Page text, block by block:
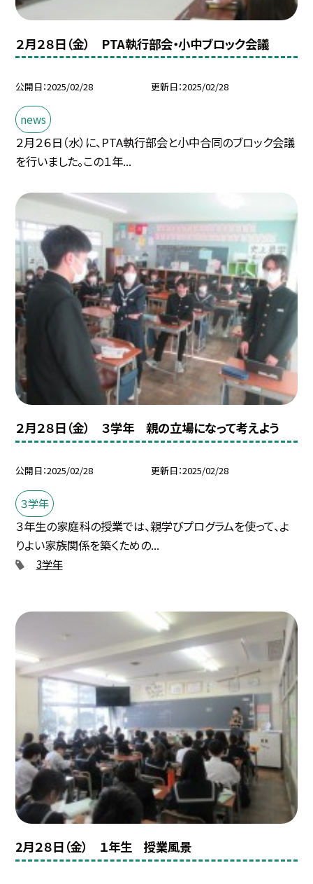
２月２８日（金） PTA執行部会・小中ブロック会議
公開日 2025/02/28 更新日 2025/02/28
news
２月２６日（水）に、PTA執行部会と小中合同のブロック会議
を行いました。この１年...
２月２８日（金） ３学年 親の立場になって考えよう
公開日 2025/02/28 更新日 2025/02/28
３学年
３年生の家庭科の授業では、親学びプログラムを使って、よ
りよい家族関係を築くための...
3学年
2月２８日（金） １年生 授業風景